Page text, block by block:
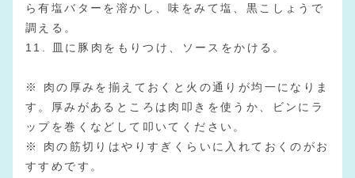
ら有塩バターを溶かし、味をみて塩、黒こしょうで
調える。
11. 皿に豚肉をもりつけ、ソースをかける。
※ 肉の厚みを揃えておくと火の通りが均一になりま
す。厚みがあるところは肉叩きを使うか、ビンにラ
ップを巻くなどして叩いてください。
※ 肉の筋切りはやりすぎくらいに入れておくのがお
すすめです。